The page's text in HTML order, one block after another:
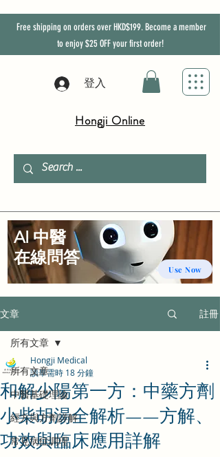
Free shipping on orders over HKD$199. Become a member
to enjoy$25 OFFyour first order!
登入
Hongji Online
文章 註冊
所有文章
中醫基礎理論
經方與方劑詳解
常見病症調理
所有文章
和解少陽第一方：中藥方劑
小柴胡湯全解析——方解、
功效與臨床應用詳解
Hongji Medical
讀畢需時 18 分鐘
Use Now
AI 中醫
​在線問答